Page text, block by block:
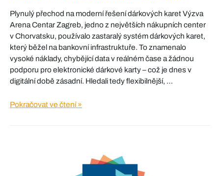
Plynulý přechod na moderní řešení dárkových karet Výzva
Arena Centar Zagreb, jedno z největších nákupních center
v Chorvatsku, používalo zastaralý systém dárkových karet,
který běžel na bankovní infrastruktuře. To znamenalo
vysoké náklady, chybějící data v reálném čase a žádnou
podporu pro elektronické dárkové karty – což je dnes v
digitální době zásadní. Hledali tedy flexibilnější, …
Arena
Pokračovat ve čtení »